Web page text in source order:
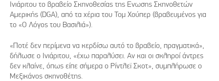
Ινιάριτου το βραβείο Σκηνοθεσίας της Ενωσης Σκηνοθετών
Αμερικής (DGA), από τα χέρια του Τομ Χούπερ (βραβευμένος για
το «Ο Λόγος του Βασιλιά»).
«Ποτέ δεν περίμενα να κερδίσω αυτό το βραβείο, πραγματικά»,
δήλωσε ο Ινιάριτου, «έχω παραλύσει. Αν και οι σκληροί άντρες
δεν κλαίνε, όπως είπε σήμερα ο Ρίντλεϊ Σκοτ», συμπλήρωσε ο
Μεξικάνος σκηνοθέτης.